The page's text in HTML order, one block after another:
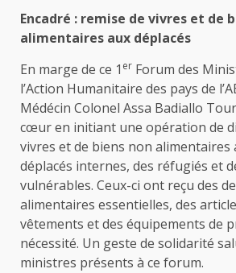
Encadré : remise de vivres et de
alimentaires aux déplacés
En marge de ce 1 er Forum des
l’Action Humanitaire des pays de
Médécin Colonel Assa Badiallo
cœur en initiant une opération de
vivres et de biens non alimentaires
déplacés internes, des réfugiés et
vulnérables. Ceux-ci ont reçu des
alimentaires essentielles, des
vêtements et des équipements de
nécessité. Un geste de solidarité
ministres présents à ce forum.